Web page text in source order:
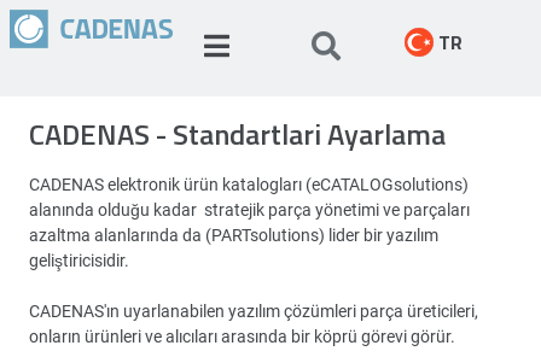
TR
CADENAS - Standartlari Ayarlama
CADENAS elektronik ürün katalogları (eCATALOGsolutions)
alanında olduğu kadar stratejik parça yönetimi ve parçaları
azaltma alanlarında da (PARTsolutions) lider bir yazılım
geliştiricisidir.
CADENAS'ın uyarlanabilen yazılım çözümleri parça üreticileri,
onların ürünleri ve alıcıları arasında bir köprü görevi görür.